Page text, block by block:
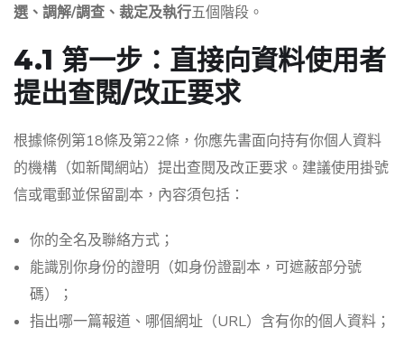
選、調解/調查、裁定及執行五個階段。
4.1 第一步：直接向資料使用者
提出查閱/改正要求
根據條例第18條及第22條，你應先書面向持有你個人資料
的機構（如新聞網站）提出查閱及改正要求。建議使用掛號
信或電郵並保留副本，內容須包括：
你的全名及聯絡方式；
能識別你身份的證明（如身份證副本，可遮蔽部分號
碼）；
指出哪一篇報道、哪個網址（URL）含有你的個人資料；